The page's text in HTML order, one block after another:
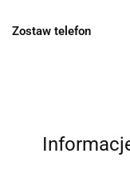
Zostaw telefon